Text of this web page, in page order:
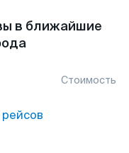
в ближайшие
Стоимость